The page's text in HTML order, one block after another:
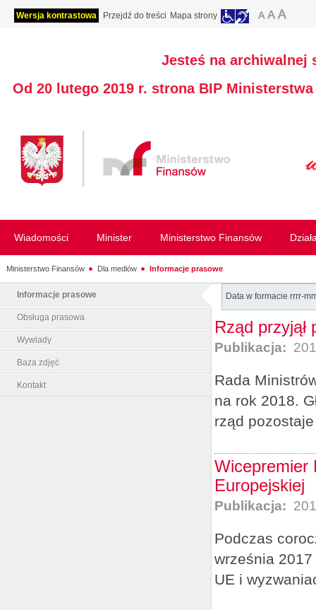
Wersja kontrastowa Przejdź do treści Mapa strony
Jesteś na archiwalnej
Od 20 lutego 2019 r. strona BIP
Wiadomości Minister Ministerstwo Finansów
Ministerstwo Finansów Dla mediów Informacje prasowe
Informacje prasowe
Obsługa prasowa
Wywiady
Baza zdjęć
Kontakt
Data w formacie rrrr-
Rząd
Publikacja:
Rada
na rok 2018.
rząd
Wicepremier
Europejskiej
Publikacja:
Podczas
września
UE i